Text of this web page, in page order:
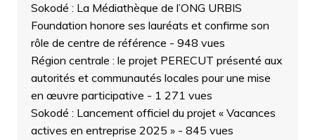
Sokodé : La Médiathèque de l’ONG URBIS
Foundation honore ses lauréats et confirme son
rôle de centre de référence - 948 vues
Région centrale : le projet PERECUT présenté aux
autorités et communautés locales pour une mise
en œuvre participative - 1 271 vues
Sokodé : Lancement officiel du projet « Vacances
actives en entreprise 2025 »- 845 vues